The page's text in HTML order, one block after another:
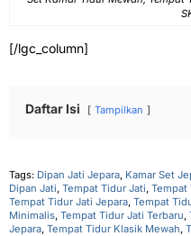
[/lgc_column]
Daftar Isi Tampilkan
Tags: Dipan Jati Jepara, Kamar Set
Dipan Jati, Tempat Tidur Jati, Tempat
Tempat Tidur Jati Jepara, Tempat
Minimalis, Tempat Tidur Jati Terbaru,
Jepara, Tempat Tidur Klasik Mewah,